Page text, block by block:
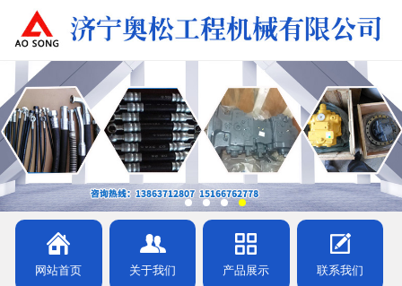
网站首页 关于我们 产品展示 联系我们